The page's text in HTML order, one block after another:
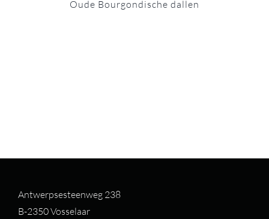
Oude Bourgondische dallen
Antwerpsesteenweg 238
B-2350 Vosselaar